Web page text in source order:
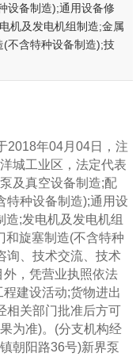
设备制造);通用设备修
机及发电机组制造;金属
不含特种设备制造);技
年04月04日，注
城工业区，法定代表
及真空设备制造;配
特种设备制造);通用设
造;发电机及发电机组
和旋塞制造(不含特种
询、技术交流、技术
，凭营业执照依法
建设活动;货物进出
相关部门批准后方可
为准)。(分支机构经
朝阳路36号)新界泵